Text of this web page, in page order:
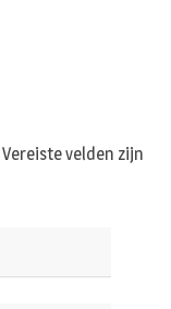
Vereiste velden zijn